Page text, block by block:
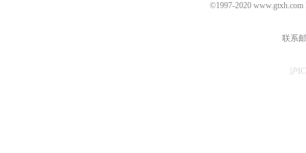
©1997-2020www.gtxh.com
联系
沪